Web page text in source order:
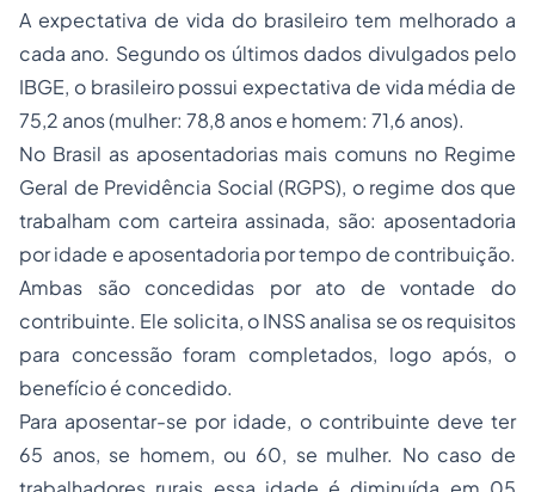
A expectativa de vida do brasileiro tem melhorado a
cada ano. Segundo os últimos dados divulgados pelo
IBGE, o brasileiro possui expectativa de vida média de
75,2 anos (mulher: 78,8 anos e homem: 71,6 anos).
No Brasil as aposentadorias mais comuns no Regime
Geral de Previdência Social (RGPS), o regime dos que
trabalham com carteira assinada, são: aposentadoria
por idade e aposentadoria por tempo de contribuição.
Ambas são concedidas por ato de vontade do
contribuinte. Ele solicita, o INSS analisa se os requisitos
para concessão foram completados, logo após, o
benefício é concedido.
Para aposentar-se por idade, o contribuinte deve ter
65 anos, se homem, ou 60, se mulher. No caso de